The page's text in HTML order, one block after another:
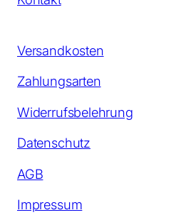
Versandkosten
Zahlungsarten
Widerrufsbelehrung
Datenschutz
AGB
Impressum